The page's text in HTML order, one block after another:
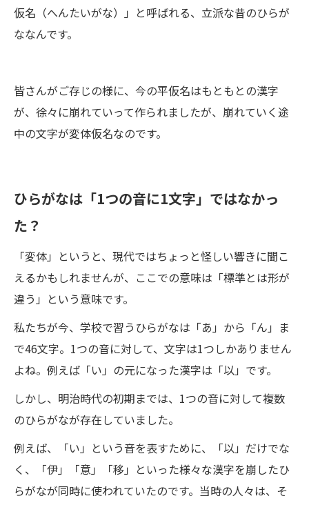
仮名（へんたいがな）」と呼ばれる、立派な昔のひらが
ななんです。
皆さんがご存じの様に、今の平仮名はもともとの漢字
が、徐々に崩れていって作られましたが、崩れていく途
中の文字が変体仮名なのです。
ひらがなは「1つの音に1文字」ではなかっ
た？
「変体」というと、現代ではちょっと怪しい響きに聞こ
えるかもしれませんが、ここでの意味は「標準とは形が
違う」という意味です。
私たちが今、学校で習うひらがなは「あ」から「ん」ま
で46文字。1つの音に対して、文字は1つしかありません
よね。例えば「い」の元になった漢字は「以」です。
しかし、明治時代の初期までは、1つの音に対して複数
のひらがなが存在していました。
例えば、「い」という音を表すために、「以」だけでな
く、「伊」「意」「移」といった様々な漢字を崩したひ
らがなが同時に使われていたのです。当時の人々は、そ